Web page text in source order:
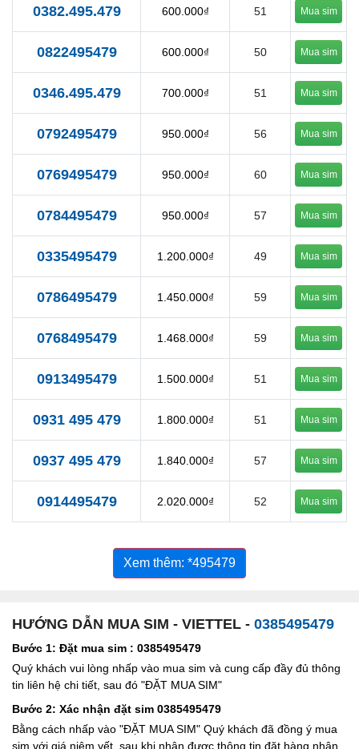
0382.495.479 600.000₫ 51 Mua sim
0822495479 600.000₫ 50 Mua sim
0346.495.479 700.000₫ 51 Mua sim
0792495479 950.000₫ 56 Mua sim
0769495479 950.000₫ 60 Mua sim
0784495479 950.000₫ 57 Mua sim
0335495479 1.200.000₫ 49 Mua sim
0786495479 1.450.000₫ 59 Mua sim
0768495479 1.468.000₫ 59 Mua sim
0913495479 1.500.000₫ 51 Mua sim
0931 495 479 1.800.000₫ 51 Mua sim
0937 495 479 1.840.000₫ 57 Mua sim
0914495479 2.020.000₫ 52 Mua sim
Xem thêm: *495479
HƯỚNG DẪN MUA SIM - VIETTEL - 0385495479
Bước 1: Đặt mua sim : 0385495479
Quý khách vui lòng nhấp vào mua sim và cung cấp đầy đủ thông
tin liên hệ chi tiết, sau đó "ĐẶT MUA SIM"
Bước 2: Xác nhận đặt sim 0385495479
Bằng cách nhấp vào "ĐẶT MUA SIM" Quý khách đã đồng ý mua
sim với giá niêm yết, sau khi nhận được thông tin đặt hàng nhân